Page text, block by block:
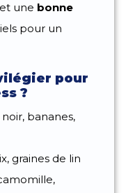
et une bonne
pour un
pour
?
bananes,
graines de lin